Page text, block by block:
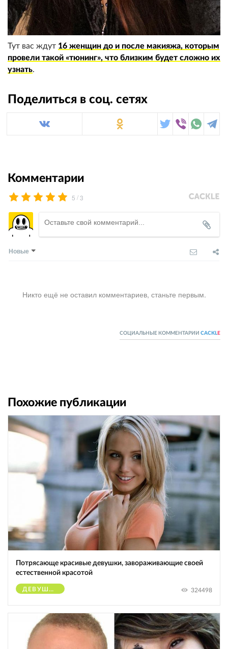
Тут вас ждут 16 женщин до и после макияжа, которым
провели такой «тюнинг», что близким будет сложно их
узнать.
Поделиться в соц. сетях
Комментарии
5 /3
Новые
Никто ещё не оставил комментариев, станьте первым.
СОЦИАЛЬНЫЕ КОММЕНТАРИИ CACKL E
Похожие публикации
Потрясающе красивые девушки, завораживающие своей
естественной красотой
ДЕВУШКИ 324498